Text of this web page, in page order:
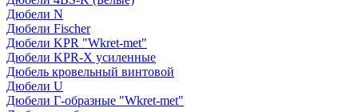
Дюбели N
Дюбели Fischer
Дюбели KPR "Wkret-met"
Дюбели KPR-Х усиленные
Дюбель кровельный винтовой
Дюбели U
Дюбели Г-образные "Wkret-met"